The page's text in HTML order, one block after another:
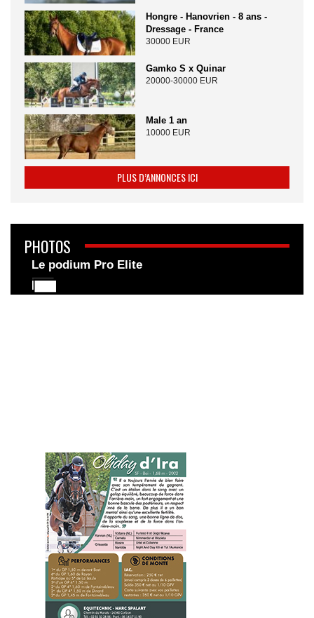
Hongre - Hanovrien - 8 ans -
Dressage - France
30000 EUR
Gamko S x Quinar
20000-30000 EUR
Male 1 an
10000 EUR
PLUS D’ANNONCES ICI
PHOTOS
Le podium Pro Elite